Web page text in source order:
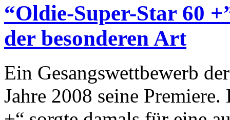
“Oldie-Super-Star 60
der besonderen Art
Ein Gesangswettbewerb
Jahre 2008 seine